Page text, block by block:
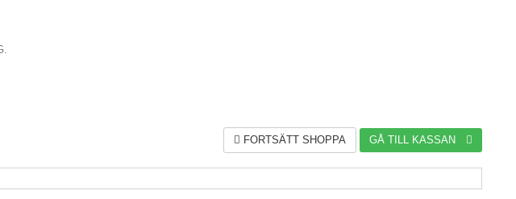
FORTSÄTT SHOPPA GÅ TILL KASSAN